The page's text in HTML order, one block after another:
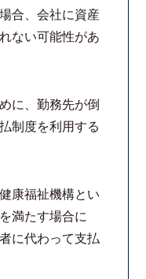
合、会社に資産
ない可能性があ
に、勤務先が倒
制度を利用する
康福祉機構とい
満たす場合に
に代わって支払